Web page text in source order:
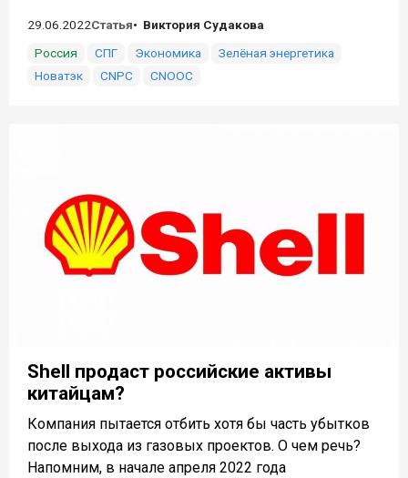
29.06.2022Статья
Виктория Судакова
Россия
СПГ Экономика
Зелёная энергетика
Новатэк
CNPC CNOOC
Shell продаст российские активы
китайцам?
Компания пытается отбить хотя бы часть убытков
после выхода из газовых проектов. О чем речь?
Напомним, в начале апреля 2022 года